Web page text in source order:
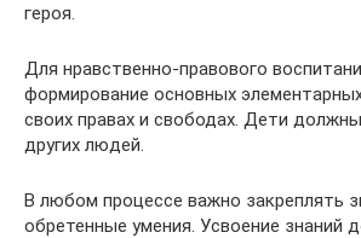
героя.
Для нравственно-правового
формирование основных
своих правах и свободах. Дети
других людей.
В любом процессе важно закреплять
обретенные умения. Усвоение знаний